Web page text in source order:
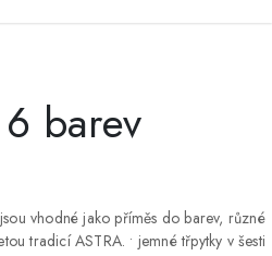
barev
vhodné jako příměs do barev, různé
tradicí ASTRA. • jemné třpytky v šesti